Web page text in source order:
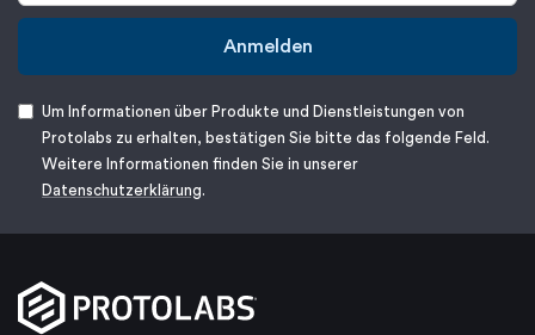
Anmelden
Um Informationen über Produkte und Dienstleistungen von
Protolabs zu erhalten, bestätigen Sie bitte das folgende Feld.
Weitere Informationen finden Sie in unserer
Datenschutzerklärung.